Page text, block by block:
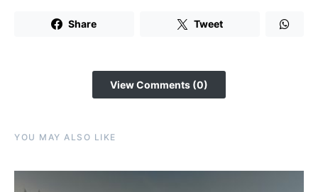
Share Tweet
View Comments (0)
YOU MAY ALSO LIKE